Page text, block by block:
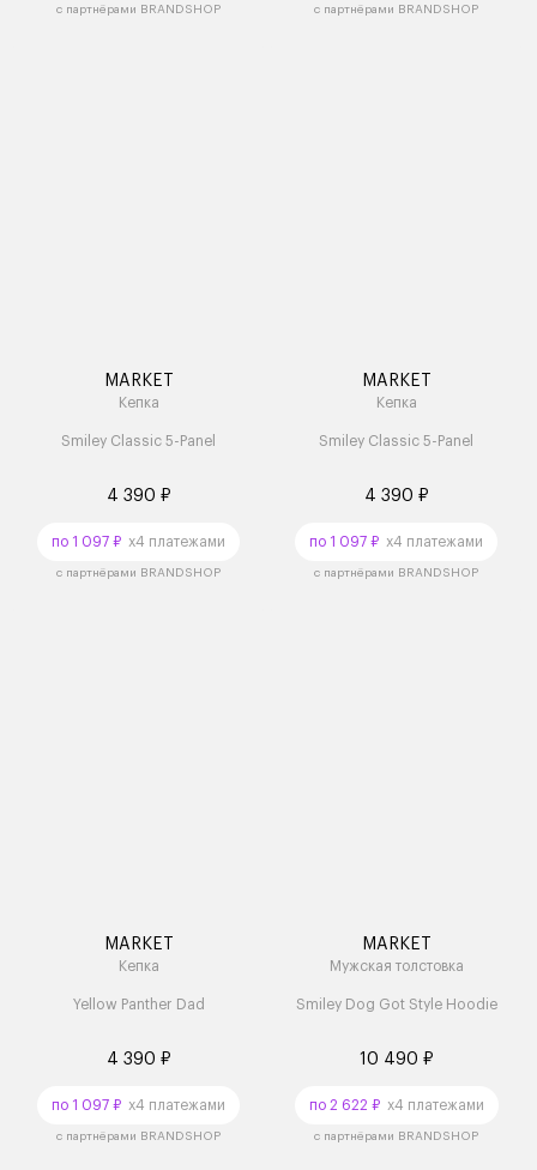
с партнёрами BRANDSHOP с партнёрами BRANDSHOP
MARKET
Кепка
Smiley Classic 5-Panel
4 390 ₽
по 1 097 ₽ x4 платежами
с партнёрами BRANDSHOP
MARKET
Кепка
Smiley Classic 5-Panel
4 390 ₽
по 1 097 ₽ x4 платежами
с партнёрами BRANDSHOP
MARKET
Кепка
Yellow Panther Dad
4 390 ₽
по 1 097 ₽ x4 платежами
с партнёрами BRANDSHOP
MARKET
Мужская толстовка
Smiley Dog Got Style Hoodie
10 490 ₽
по 2 622 ₽x4 платежами
с партнёрами BRANDSHOP